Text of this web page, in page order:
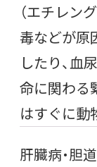
（エチレン
毒などが原
したり、血
命に関わる
はすぐに動
肝臓病・胆